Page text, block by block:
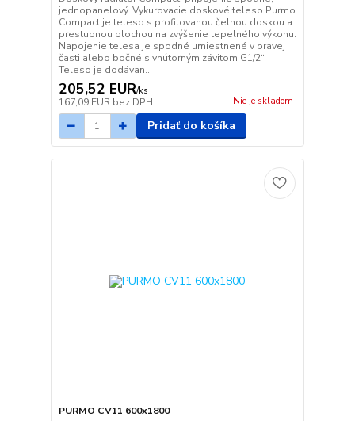
jednopanelový. Vykurovacie doskové teleso Purmo
Compact je teleso s profilovanou čelnou doskou a
prestupnou plochou na zvýšenie tepelného výkonu.
Napojenie telesa je spodné umiestnené v pravej
časti alebo bočné s vnútorným závitom G1/2“.
Teleso je dodávan...
205,52 EUR/ks
167,09 EUR bez DPH Nie je skladom
Pridať do košíka
PURMO CV11 600x1800